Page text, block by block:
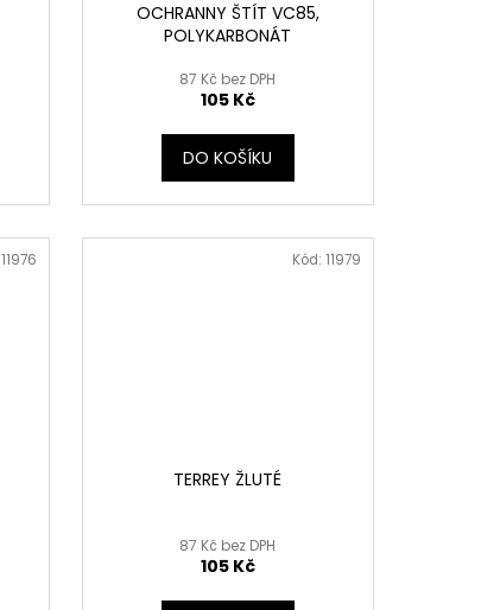
OCHRANNY ŠTÍT VC85,
POLYKARBONÁT
87 Kč bez DPH
105 Kč
DO KOŠÍKU
11976
TERREY ŽLUTÉ
87 Kč bez DPH
105 Kč
Kód: 11979